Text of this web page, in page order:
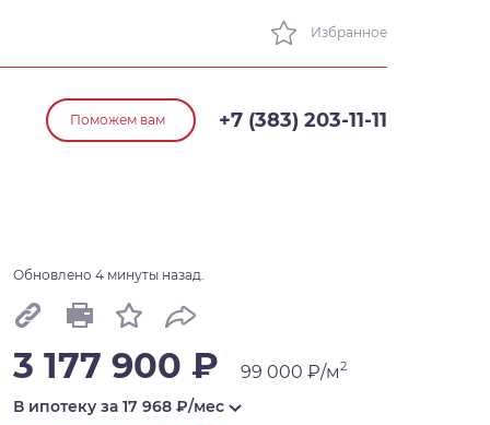
Избранное
Поможем вам +7 (383) 203-11-11
Обновлено 4 минуты назад.
3 177 900 ₽ 99 000 ₽/м2
В ипотеку за 17 968 ₽/мес